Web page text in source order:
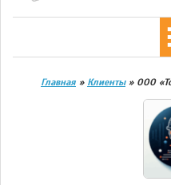
Главная » Клиенты» ООО